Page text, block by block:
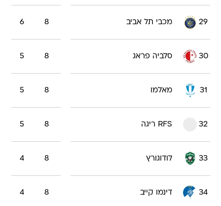
29 מכבי תל אביב 8
6
30 סלביה פראג 8
5
31 מאלמו 8
5
32 RFS ריגה 8
5
33 לודוגורץ 8
4
34 דינמו קייב 8
4